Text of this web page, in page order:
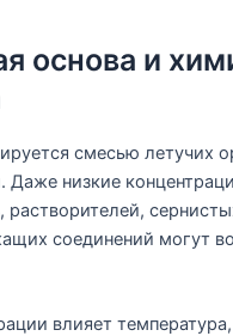
основа и
смесью летучих
Даже низкие
растворителей,
соединений могут
влияет